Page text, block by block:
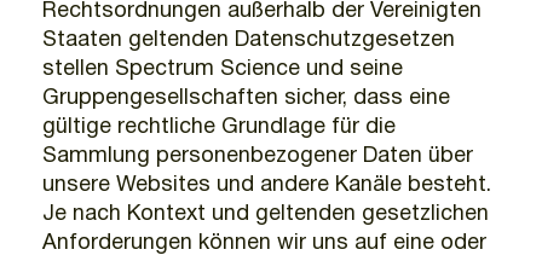
Rechtsordnungen außerhalb der Vereinigten
Staaten geltenden Datenschutzgesetzen
stellen Spectrum Science und seine
Gruppengesellschaften sicher, dass eine
gültige rechtliche Grundlage für die
Sammlung personenbezogener Daten über
unsere Websites und andere Kanäle besteht.
Je nach Kontext und geltenden gesetzlichen
Anforderungen können wir uns auf eine oder